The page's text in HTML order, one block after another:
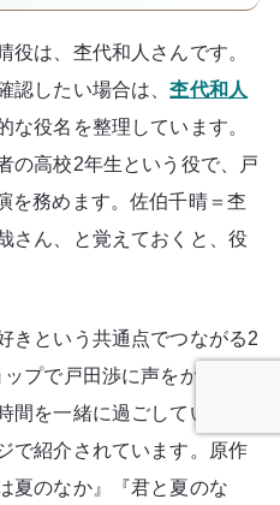
役は、杢代和人さんです。
認したい場合は、杢代和人
な役名を整理しています。
の高校2年生という役で、戸
を務めます。佐伯千晴＝杢
さん、と覚えておくと、役
きという共通点でつながる2
プで戸田渉に声をかけたこ
間を一緒に過ごしていく青
で紹介されています。原作
夏のなか』『君と夏のな